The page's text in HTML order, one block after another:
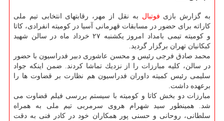
به گزارش بازی فوتبال به نقل از مهر، رقابتهای انتخابی تیم ملی
كاراته برای حضور در مسابقات قهرمانی آسیا در كومیته انفرادی، كاتا
و كومیته تیمی بامداد امروز یكشنبه ۲۷ خرداد ماه در سالن شهید
كبكانیان تهران برگزار گردید.
محمد صادق فرجی رئیس و محسن عاشوری دبیر فدراسیون با حضور
در سالن، كلیه مبارزات را از نزدیك تماشا كردند. ضمن اینكه جواد
سلیمی رئیس كمیته داوران فدراسیون هم نظارت بر قضاوت ها را
برعهده داشت.
مبارزات دو بخش كاتا و كومیته با سیستم بررسی فیلم قضاوت می
شد. همینطور سید شهرام هروی سرمربی تیم ملی به همراه
سلطانی، روحانی و حسنی پور همكاران خود در كادر فنی به دقت